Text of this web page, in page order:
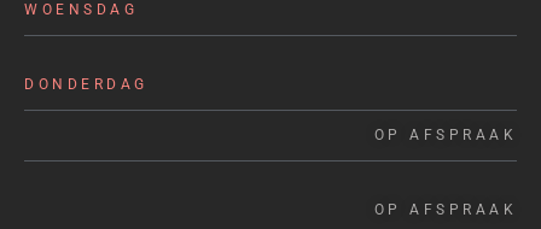
WOENSDAG
DONDERDAG
OP AFSPRAAK
OP AFSPRAAK